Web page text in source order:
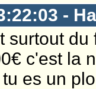
-
surtout
c'est la
es un